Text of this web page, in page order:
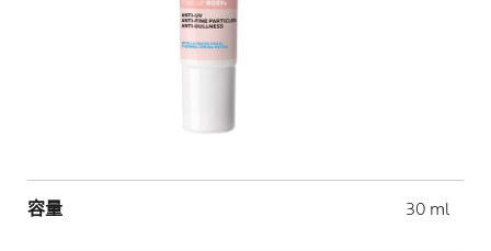
容量 Volume
30 ml